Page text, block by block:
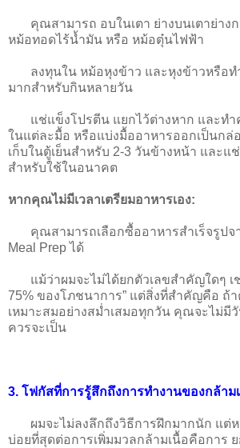
คุณสามารถ อบในเตา ย่างบนเตาย่างก
หม้อทอดไร้น้ำมัน หรือ หม้อตุ๋นไฟฟ้า
ลงทุนใน หม้อหุงข้าว และหุงข้าวหรือท
มากสำหรับกินหลายวัน
แช่แข็งโปรตีน แยกไว้ต่างหาก และทำ
ในแต่ละมื้อ หรือแบ่งมื้ออาหารออกเป็นกล่
เก็บในตู้เย็นสำหรับ 2-3 วันข้างหน้า และแ
สำหรับใช้ในอนาคต
หากคุณไม่มีเวลาเตรียมอาหารเอง:
คุณสามารถเลือกซื้ออาหารสำเร็จรูปจ
Meal Prep ได้
แม้ว่าผมจะไม่ได้ยกตัวเลขสำคัญใดๆ เช่
75% ของโภชนาการ” แต่สิ่งที่สำคัญคือ ถ้
เหมาะสมอย่างสม่ำเสมอทุกวัน คุณจะไม่มี
ควรจะเป็น
3. โฟกัสที่การรู้สึกถึงการทำงานของกล้าม
ผมจะไม่ลงลึกถึงวิธีการฝึกมากนัก แต่
บ่อยที่สุดต่อการเพิ่มมวลกล้ามเนื้อคือการ